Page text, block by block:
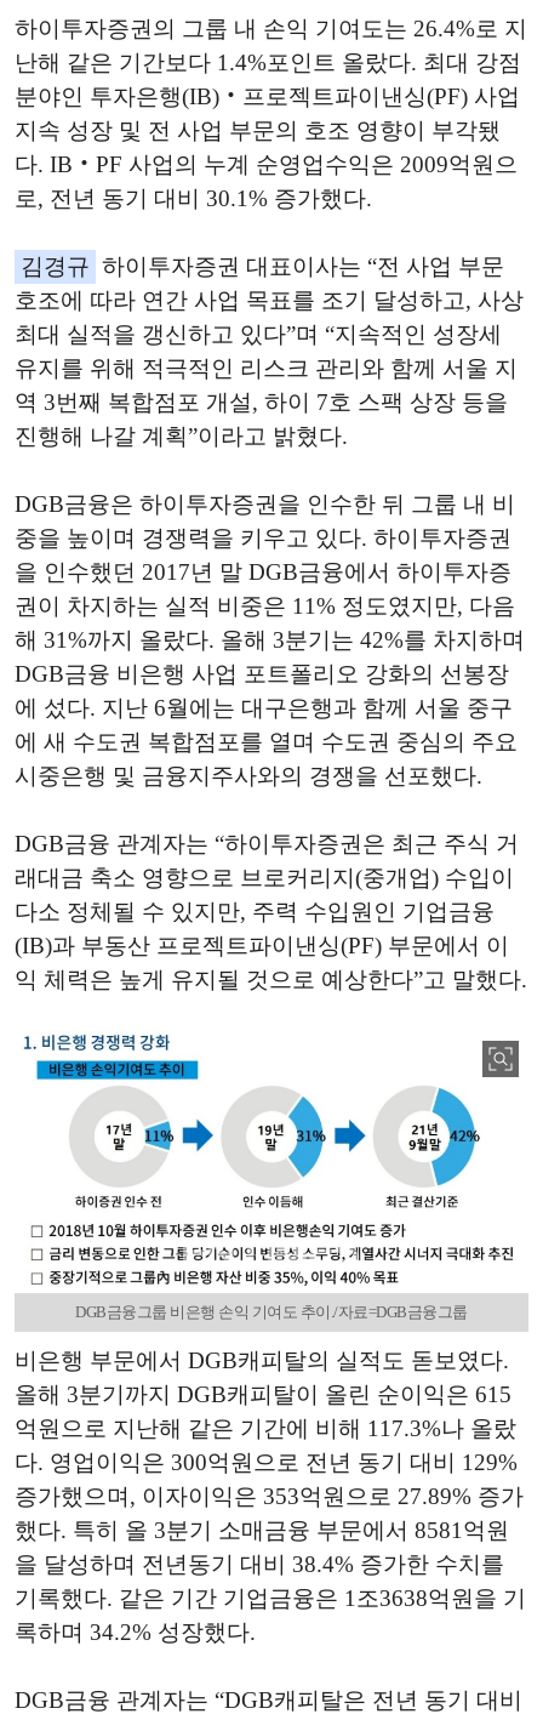
하이투자증권의 그룹 내 손익 기여도는 26.4%로 지
난해 같은 기간보다 1.4%포인트 올랐다. 최대 강점
분야인 투자은행(IB)‧프로젝트파이낸싱(PF) 사업
지속 성장 및 전 사업 부문의 호조 영향이 부각됐
다. IB‧PF 사업의 누계 순영업수익은 2009억원으
로, 전년 동기 대비 30.1% 증가했다.
김경규 하이투자증권 대표이사는 “전 사업 부문
호조에 따라 연간 사업 목표를 조기 달성하고, 사상
최대 실적을 갱신하고 있다”며 “지속적인 성장세
유지를 위해 적극적인 리스크 관리와 함께 서울 지
역 3번째 복합점포 개설, 하이 7호 스팩 상장 등을
진행해 나갈 계획”이라고 밝혔다.
DGB금융은 하이투자증권을 인수한 뒤 그룹 내 비
중을 높이며 경쟁력을 키우고 있다. 하이투자증권
을 인수했던 2017년 말 DGB금융에서 하이투자증
권이 차지하는 실적 비중은 11% 정도였지만, 다음
해 31%까지 올랐다. 올해 3분기는 42%를 차지하며
DGB금융 비은행 사업 포트폴리오 강화의 선봉장
에 섰다. 지난 6월에는 대구은행과 함께 서울 중구
에 새 수도권 복합점포를 열며 수도권 중심의 주요
시중은행 및 금융지주사와의 경쟁을 선포했다.
DGB금융 관계자는 “하이투자증권은 최근 주식 거
래대금 축소 영향으로 브로커리지(중개업) 수입이
다소 정체될 수 있지만, 주력 수입원인 기업금융
(IB)과 부동산 프로젝트파이낸싱(PF) 부문에서 이
익 체력은 높게 유지될 것으로 예상한다”고 말했다.
DGB금융그룹 비은행 손익 기여도 추이./자료=DGB금융그룹
비은행 부문에서 DGB캐피탈의 실적도 돋보였다.
올해 3분기까지 DGB캐피탈이 올린 순이익은 615
억원으로 지난해 같은 기간에 비해 117.3%나 올랐
다. 영업이익은 300억원으로 전년 동기 대비 129%
증가했으며, 이자이익은 353억원으로 27.89% 증가
했다. 특히 올 3분기 소매금융 부문에서 8581억원
을 달성하며 전년동기 대비 38.4% 증가한 수치를
기록했다. 같은 기간 기업금융은 1조3638억원을 기
록하며 34.2% 성장했다.
DGB금융 관계자는 “DGB캐피탈은 전년 동기 대비